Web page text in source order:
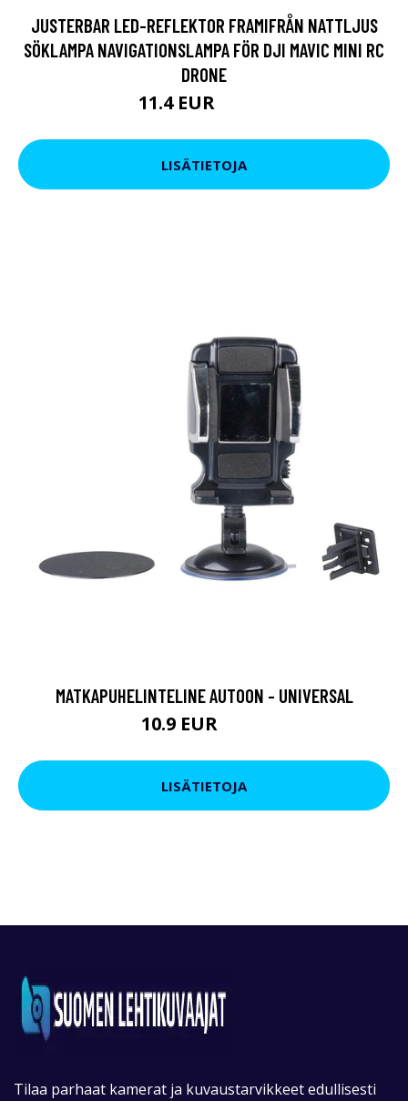
JUSTERBAR LED-REFLEKTOR FRAMIFRÅN NATTLJUS
SÖKLAMPA NAVIGATIONSLAMPA FÖR DJI MAVIC MINI RC
DRONE
11.4 EUR
LISÄTIETOJA
MATKAPUHELINTELINE AUTOON - UNIVERSAL
10.9 EUR
LISÄTIETOJA
Tilaa parhaat kamerat ja kuvaustarvikkeet edullisesti